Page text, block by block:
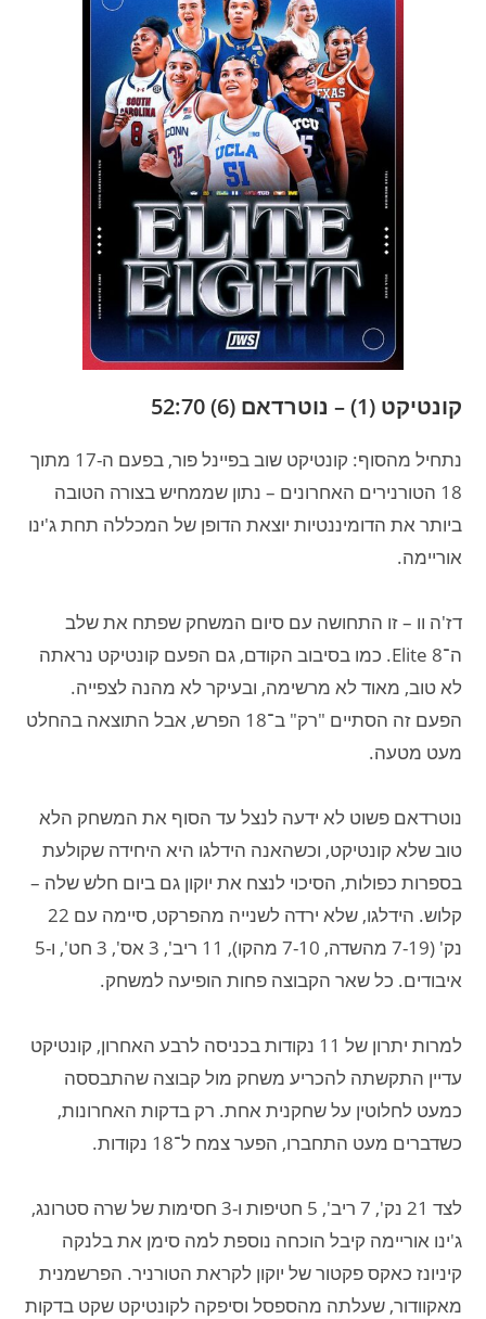
קונטיקט (1) – נוטרדאם (6) 52:70
נתחיל מהסוף: קונטיקט שוב בפיינל פור, בפעם ה-17 מתוך
18 הטורנירים האחרונים – נתון שממחיש בצורה הטובה
ביותר את הדומיננטיות יוצאת הדופן של המכללה תחת ג'ינו
אוריימה.
דז'ה וו – זו התחושה עם סיום המשחק שפתח את שלב
ה־Elite 8. כמו בסיבוב הקודם, גם הפעם קונטיקט נראתה
לא טוב, מאוד לא מרשימה, ובעיקר לא מהנה לצפייה.
הפעם זה הסתיים "רק" ב־18 הפרש, אבל התוצאה בהחלט
מעט מטעה.
נוטרדאם פשוט לא ידעה לנצל עד הסוף את המשחק הלא
טוב שלא קונטיקט, וכשהאנה הידלגו היא היחידה שקולעת
בספרות כפולות, הסיכוי לנצח את יוקון גם ביום חלש שלה –
קלוש. הידלגו, שלא ירדה לשנייה מהפרקט, סיימה עם 22
נק' (7-19 מהשדה, 7-10 מהקו), 11 ריב', 3 אס', 3 חט', ו-5
איבודים. כל שאר הקבוצה פחות הופיעה למשחק.
למרות יתרון של 11 נקודות בכניסה לרבע האחרון, קונטיקט
עדיין התקשתה להכריע משחק מול קבוצה שהתבססה
כמעט לחלוטין על שחקנית אחת. רק בדקות האחרונות,
כשדברים מעט התחברו, הפער צמח ל־18 נקודות.
לצד 21 נק', 7 ריב', 5 חטיפות ו-3 חסימות של שרה סטרונג,
ג'ינו אוריימה קיבל הוכחה נוספת למה סימן את בלנקה
קיניונז כאקס פקטור של יוקון לקראת הטורניר. הפרשמנית
מאקוודור, שעלתה מהספסל וסיפקה לקונטיקט שקט בדקות